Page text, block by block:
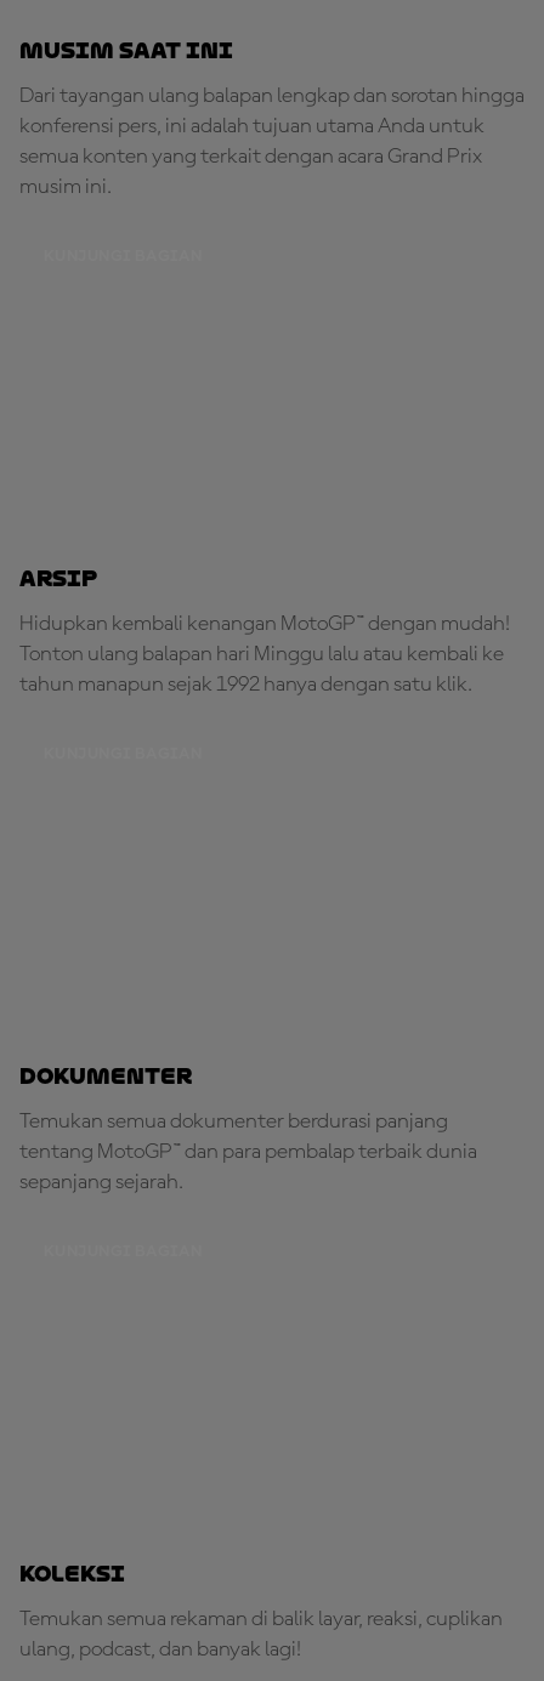
Musim Saat Ini
Dari tayangan ulang balapan lengkap dan sorotan hingga
konferensi pers, ini adalah tujuan utama Anda untuk
semua konten yang terkait dengan acara Grand Prix
musim ini.
Arsip
Hidupkan kembali kenangan MotoGP™ dengan mudah!
Tonton ulang balapan hari Minggu lalu atau kembali ke
tahun manapun sejak 1992 hanya dengan satu klik.
Dokumenter
Temukan semua dokumenter berdurasi panjang
tentang MotoGP™ dan para pembalap terbaik dunia
sepanjang sejarah.
Koleksi
Temukan semua rekaman di balik layar, reaksi, cuplikan
ulang, podcast, dan banyak lagi!